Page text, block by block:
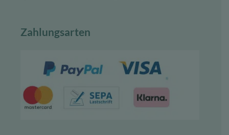
Zahlungsarten